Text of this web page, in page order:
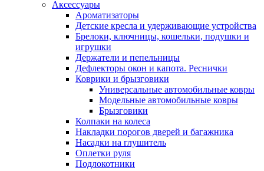
Аксессуары
Ароматизаторы
Детские кресла и удерживающие устройства
Брелоки, ключницы, кошельки, подушки и
игрушки
Держатели и пепельницы
Дефлекторы окон и капота. Реснички
Коврики и брызговики
Универсальные автомобильные ковры
Модельные автомобильные ковры
Брызговики
Колпаки на колеса
Накладки порогов дверей и багажника
Насадки на глушитель
Оплетки руля
Подлокотники